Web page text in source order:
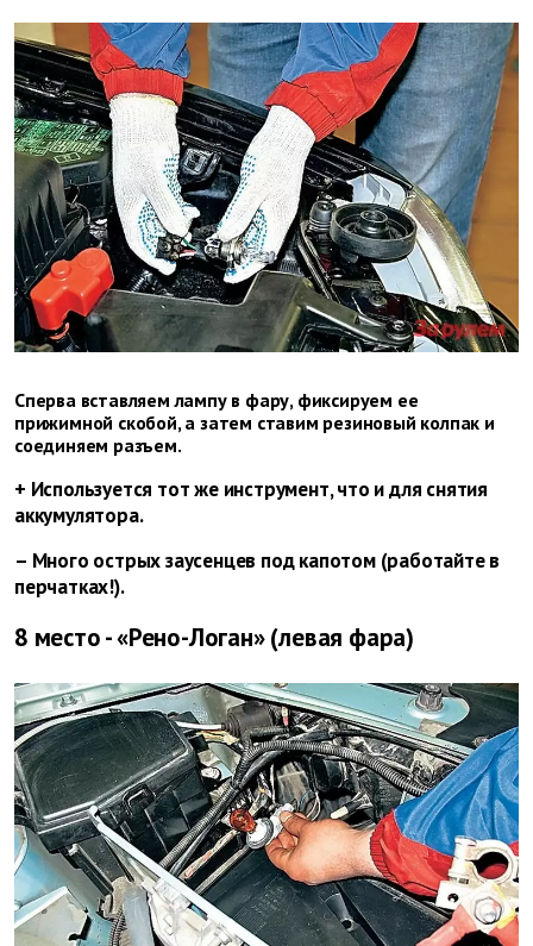
Сперва вставляем лампу в фару, фиксируем ее
прижимной скобой, а затем ставим резиновый колпак и
соединяем разъем.
+ Используется тот же инструмент, что и для снятия
аккумулятора.
– Много острых заусенцев под капотом (работайте в
перчатках!).
8 место - «Рено-Логан» (левая фара)